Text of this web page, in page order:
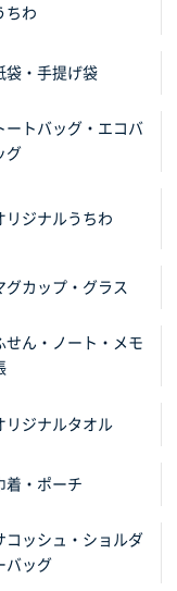
(A4対応)100
(A4対応) 500
ちわ
袋・手提げ袋
ートバッグ・エコバ
グ
リジナルうちわ
グカップ・グラス
せん・ノート・メモ
リジナルタオル
着・ポーチ
コッシュ・ショルダ
バッグ